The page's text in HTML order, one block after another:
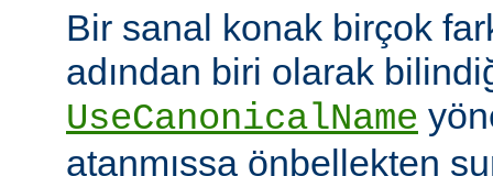
Bir sanal konak birçok
adından biri olarak
UseCanonicalName
atanmışsa önbellekten